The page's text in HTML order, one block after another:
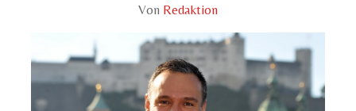
Von Redaktion